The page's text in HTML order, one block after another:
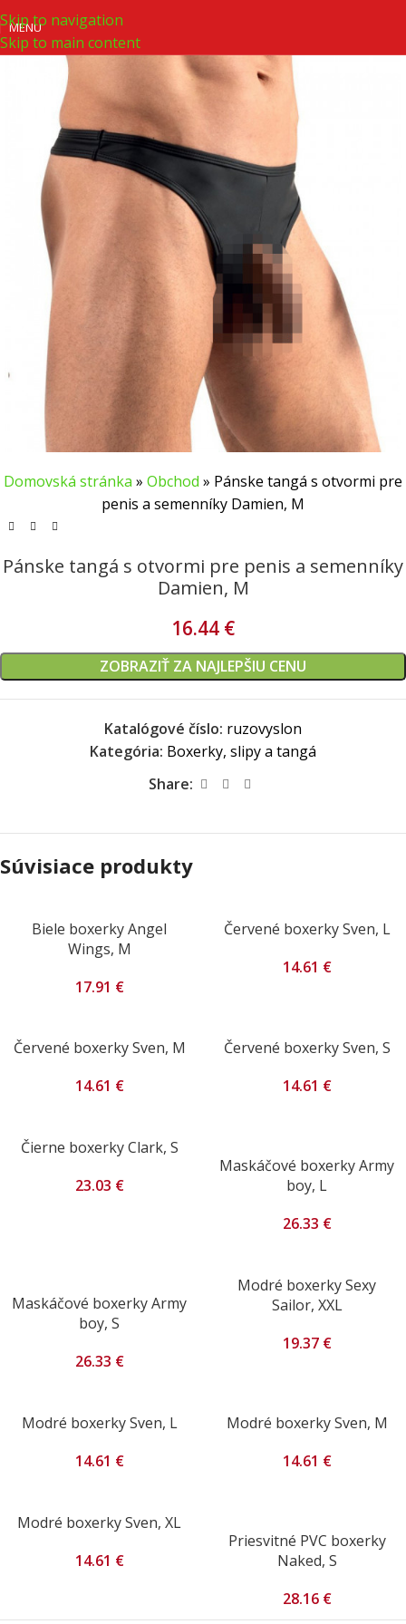
Skip to navigation
Skip to main content
MENU
Domovská stránka » Obchod » Pánske tangá s otvormi pre
penis a semenníky Damien, M
Pánske tangá s otvormi pre penis a semenníky
Damien, M
16.44 €
ZOBRAZIŤ ZA NAJLEPŠIU CENU
Katalógové číslo: ruzovyslon
Kategória: Boxerky, slipy a tangá
Share:
Súvisiace produkty
Biele boxerky Angel
Wings, M
17.91 €
Červené boxerky Sven, L
14.61 €
Červené boxerky Sven, M
14.61 €
Červené boxerky Sven, S
14.61 €
Čierne boxerky Clark, S
23.03 €
Maskáčové boxerky Army
boy, L
26.33 €
Maskáčové boxerky Army
boy, S
26.33 €
Modré boxerky Sexy
Sailor, XXL
19.37 €
Modré boxerky Sven, L
14.61 €
Modré boxerky Sven, M
14.61 €
Modré boxerky Sven, XL
14.61 €
Priesvitné PVC boxerky
Naked, S
28.16 €